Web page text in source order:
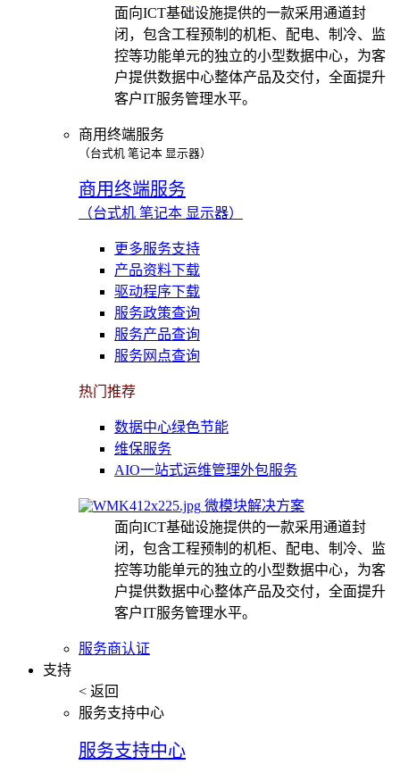
面向ICT基础设施提供的一款采用通道封
闭，包含工程预制的机柜、配电、制冷、监
控等功能单元的独立的小型数据中心，为客
户提供数据中心整体产品及交付，全面提升
客户IT服务管理水平。
商用终端服务
（台式机 笔记本 显示器）
商用终端服务
（台式机 笔记本 显示器）
更多服务支持
产品资料下载
驱动程序下载
服务政策查询
服务产品查询
服务网点查询
热门推荐
数据中心绿色节能
维保服务
AIO一站式运维管理外包服务
微模块解决方案
面向ICT基础设施提供的一款采用通道封
闭，包含工程预制的机柜、配电、制冷、监
控等功能单元的独立的小型数据中心，为客
户提供数据中心整体产品及交付，全面提升
客户IT服务管理水平。
服务商认证
支持
< 返回
服务支持中心
服务支持中心